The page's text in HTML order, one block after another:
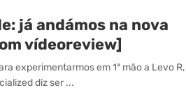
já andámos na nova
vídeoreview]
experimentarmos em 1ª mão a Levo R,
diz ser ...